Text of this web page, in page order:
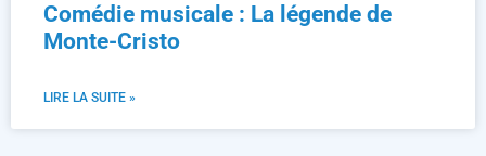
Comédie musicale : La légende de
Monte-Cristo
LIRE LA SUITE »